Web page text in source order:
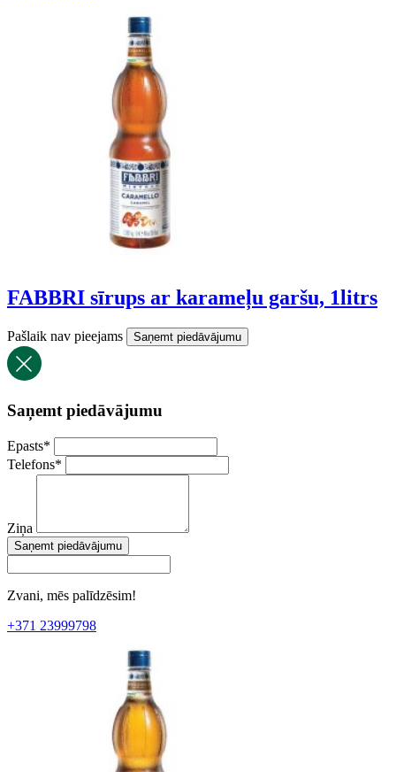
FABBRI sīrups ar karameļu garšu, 1litrs
Pašlaik nav pieejams Saņemt piedāvājumu
Saņemt piedāvājumu
Epasts*
Telefons*
Ziņa
Saņemt piedāvājumu
Zvani, mēs palīdzēsim!
+371 23999798